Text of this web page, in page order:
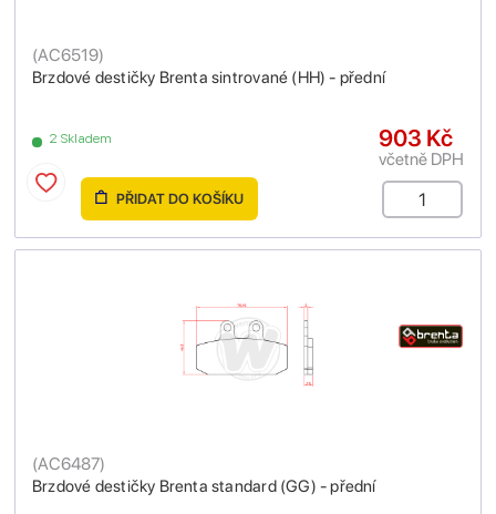
Brzdové destičky Brenta sintrované (HH) - přední
(AC6519)
2 Skladem 903 Kč
včetně DPH
PŘIDAT DO KOŠÍKU
Brzdové destičky Brenta standard (GG) - přední
(AC6487)